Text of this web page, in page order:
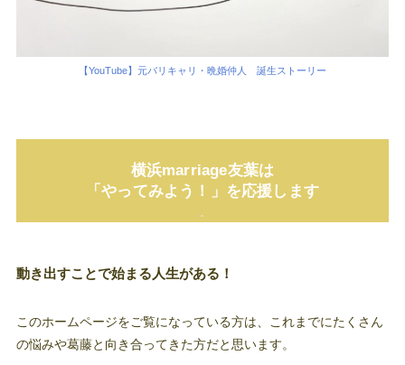
【YouTube】元バリキャリ・晩婚仲人 誕生ストーリー
横浜marriage友葉は
「やってみよう！」を応援します
.
動き出すことで始まる人生がある！
このホームページをご覧になっている方は、これまでにたくさん
の悩みや葛藤と向き合ってきた方だと思います。